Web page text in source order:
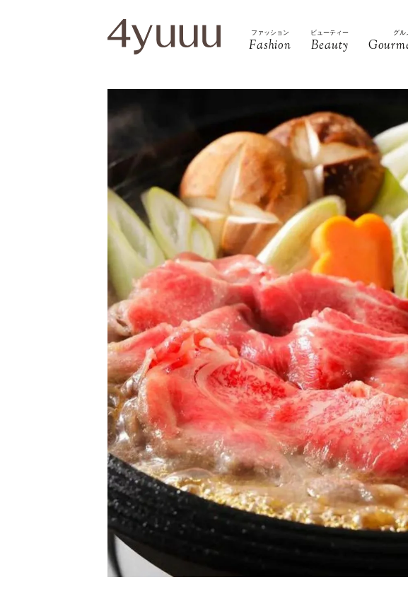
ファッション
Fashion
ビューティー
Beauty
グル